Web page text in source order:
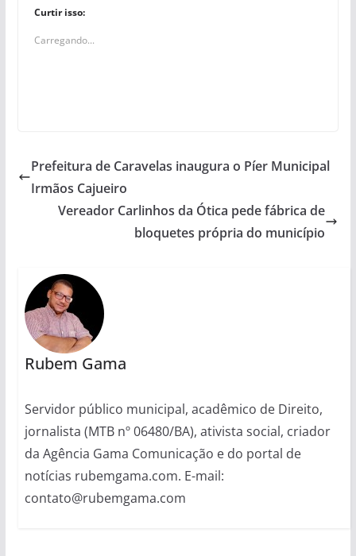
Curtir isso:
Carregando...
Prefeitura de Caravelas inaugura o Píer Municipal
Irmãos Cajueiro
Vereador Carlinhos da Ótica pede fábrica de
bloquetes própria do município
Rubem Gama
Servidor público municipal, acadêmico de Direito,
jornalista (MTB nº 06480/BA), ativista social, criador
da Agência Gama Comunicação e do portal de
notícias rubemgama.com. E-mail:
contato@rubemgama.com